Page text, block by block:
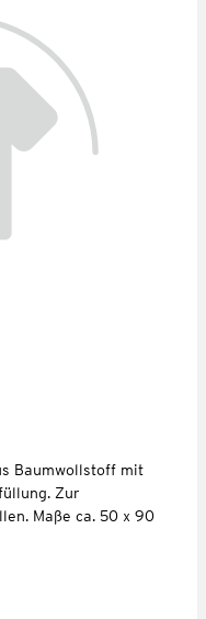
Baumwollstoff mit
Zur
Maße ca. 50 x 90